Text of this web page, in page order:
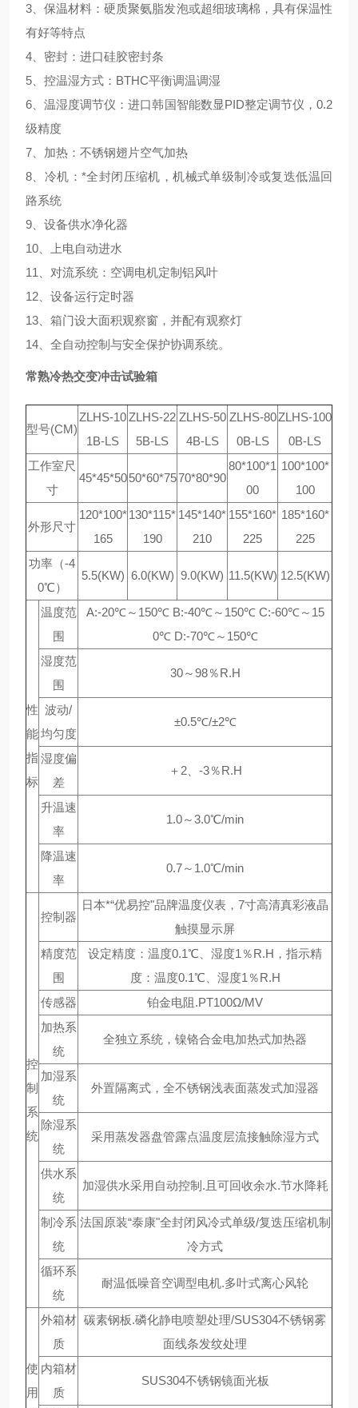
3、保温材料：硬质聚氨脂发泡或超细玻璃棉，具有保温性
有好等特点
4、密封：进口硅胶密封条
5、控温湿方式：BTHC平衡调温调湿
6、温湿度调节仪：进口韩国智能数显PID整定调节仪，0.2
级精度
7、加热：不锈钢翅片空气加热
8、冷机：*全封闭压缩机，机械式单级制冷或复迭低温回
路系统
9、设备供水净化器
10、上电自动进水
11、对流系统：空调电机定制铝风叶
12、设备运行定时器
13、箱门设大面积观察窗，并配有观察灯
14、全自动控制与安全保护协调系统。
常熟冷热交变冲击试验箱
型号(CM)
ZLHS-10
1B-LS
ZLHS-22
5B-LS
ZLHS-50
4B-LS
ZLHS-80
0B-LS
ZLHS-100
0B-LS
工作室尺
寸
45*45*50 50*60*7570*80*90
80*100*1
00
100*100*
100
外形尺寸
120*100*
165
130*115*
190
145*140*
210
155*160*
225
185*160*
225
功率（-4
0℃）
5.5(KW) 6.0(KW) 9.0(KW) 11.5(KW) 12.5(KW)
性
能
指
标
温度范
围
A:-20℃～150℃ B:-40℃～150℃ C:-60℃～15
0℃ D:-70℃～150℃
湿度范
围
30～98％R.H
波动/
均匀度
±0.5℃/±2℃
湿度偏
差
＋2、-3％R.H
升温速
率
1.0～3.0℃/min
降温速
率
0.7～1.0℃/min
控
制
系
统
控制器
日本*“优易控"品牌温度仪表，7寸高清真彩液晶
触摸显示屏
精度范
围
设定精度：温度0.1℃、湿度1％R.H，指示精
度：温度0.1℃、湿度1％R.H
传感器
铂金电阻.PT100Ω/MV
加热系
统
全独立系统，镍铬合金电加热式加热器
加湿系
统
外置隔离式，全不锈钢浅表面蒸发式加湿器
除湿系
统
采用蒸发器盘管露点温度层流接触除湿方式
供水系
统
加湿供水采用自动控制.且可回收余水.节水降耗
制冷系
统
法国原装“泰康"全封闭风冷式单级/复迭压缩机制
冷方式
循环系
统
耐温低噪音空调型电机.多叶式离心风轮
使
用
外箱材
质
碳素钢板.磷化静电喷塑处理/SUS304不锈钢雾
面线条发纹处理
内箱材
质
SUS304不锈钢镜面光板